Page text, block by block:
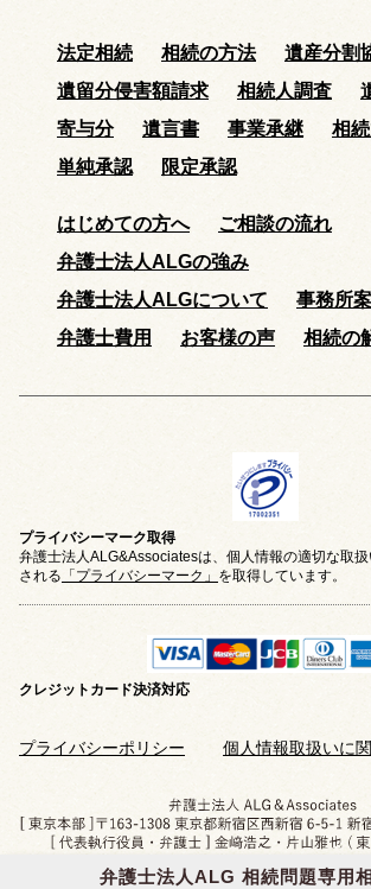
弁護士法人ALG 相続問題専用
法定相続 相続の方法
遺産分割
遺留分侵害額請求
相続人調査
寄与分
遺言書 事業承継
相
単純承認
限定承認
はじめての方へ
ご相談の流れ
弁護士法人ALGの強み
弁護士法人ALGについて
事務所
弁護士費用
お客様の声 相続の
プライバシーマーク取得
弁護士法人ALG&Associatesは、個人情報の適切な取
される 「プライバシーマーク」 を取得しています。
クレジットカード決済対応
プライバシーポリシー 個人情報取扱いに